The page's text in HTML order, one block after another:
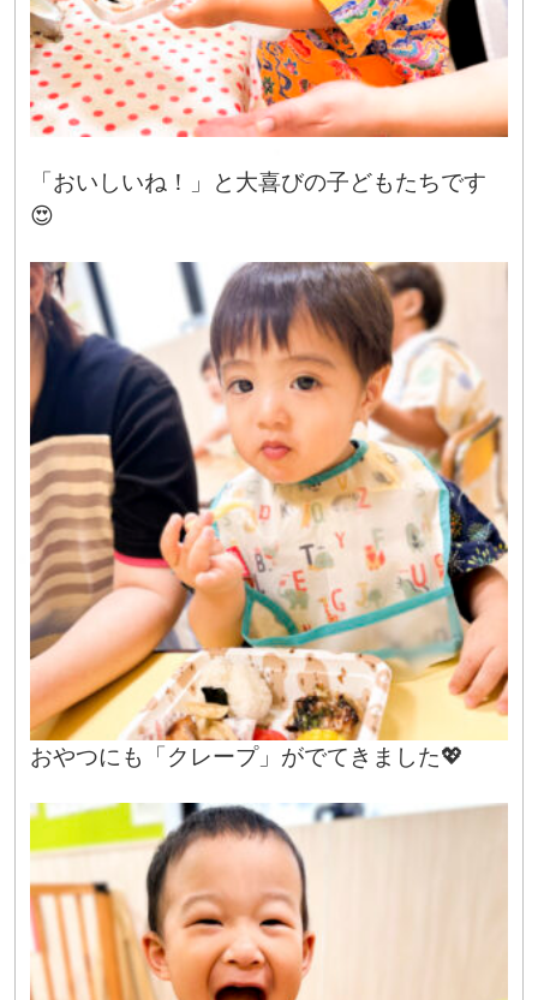
「おいしいね！」と大喜びの子どもたちです
😍
おやつにも「クレープ」がでてきました💖